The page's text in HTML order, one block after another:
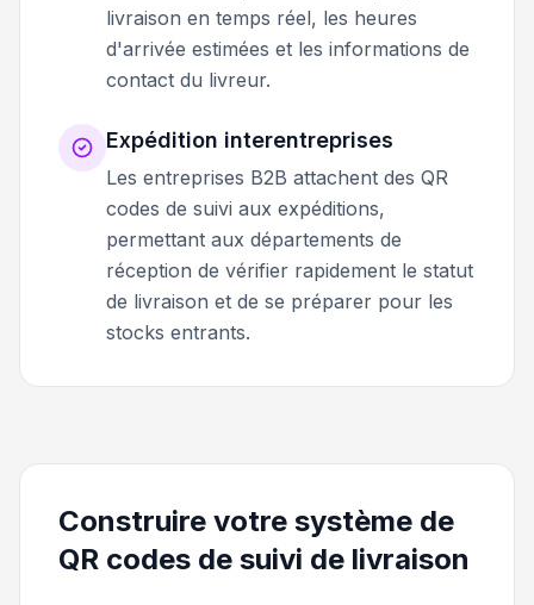
livraison en temps réel, les heures
d'arrivée estimées et les informations de
contact du livreur.
Expédition interentreprises
Les entreprises B2B attachent des QR
codes de suivi aux expéditions,
permettant aux départements de
réception de vérifier rapidement le statut
de livraison et de se préparer pour les
stocks entrants.
Construire votre système de
QR codes de suivi de livraison